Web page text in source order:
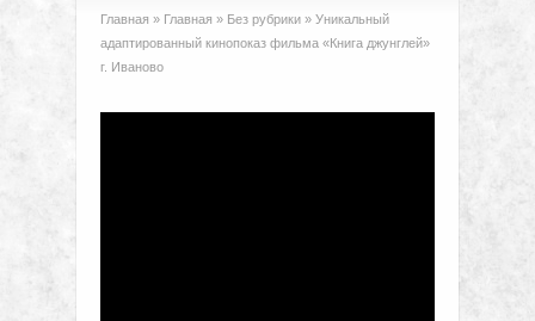
Главная » Главная » Без рубрики » Уникальный
адаптированный кинопоказ фильма «Книга джунглей»
г. Иваново